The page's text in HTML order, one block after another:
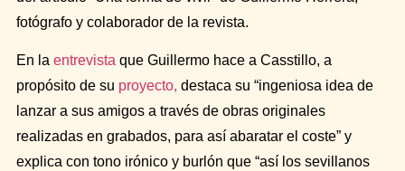
fotógrafo y colaborador de la revista.
En la entrevista que Guillermo hace a Casstillo, a
propósito de su proyecto, destaca su “ingeniosa idea de
lanzar a sus amigos a través de obras originales
realizadas en grabados, para así abaratar el coste” y
explica con tono irónico y burlón que “así los sevillanos